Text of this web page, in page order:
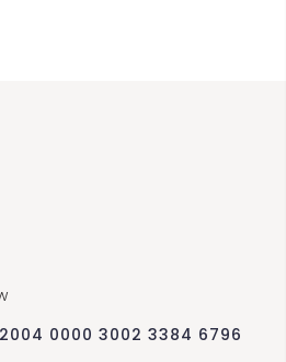
2004 0000 3002 3384 6796